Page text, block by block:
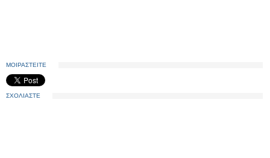
ΜΟΙΡΑΣΤΕΙΤΕ
ΣΧΟΛΙΑΣΤΕ